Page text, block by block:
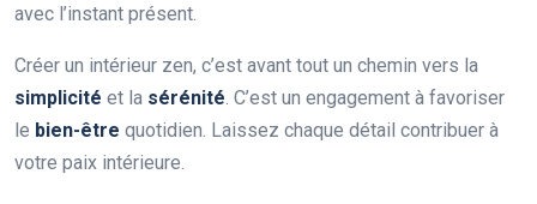
avec l’instant présent.
Créer un intérieur zen, c’est avant tout un chemin vers la
simplicité et la sérénité. C’est un engagement à favoriser
le bien-être quotidien. Laissez chaque détail contribuer à
votre paix intérieure.